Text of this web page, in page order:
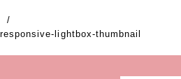
/
responsive-lightbox-thumbnail